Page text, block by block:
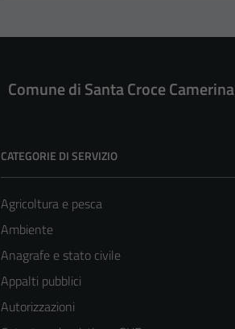
Comune di Santa Croce Camerina
CATEGORIE DI SERVIZIO
Agricoltura e pesca
Ambiente
Anagrafe e stato civile
Appalti pubblici
Autorizzazioni